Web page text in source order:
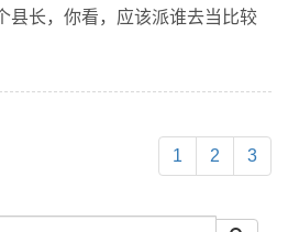
县长，你看，应该派谁去当比较
1 2 3